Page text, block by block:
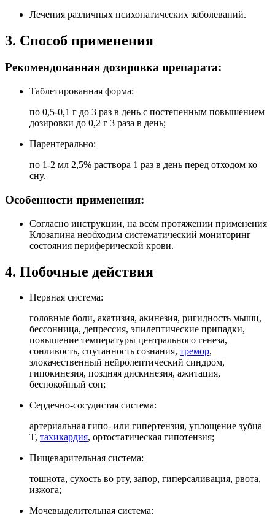
Лечения различных психопатических заболеваний.
3. Способ применения
Рекомендованная дозировка препарата:
Таблетированная форма:
по 0,5-0,1 г до 3 раз в день с постепенным повышением
дозировки до 0,2 г 3 раза в день;
Парентерально:
по 1-2 мл 2,5% раствора 1 раз в день перед отходом ко
сну.
Особенности применения:
Согласно инструкции, на всём протяжении применения
Клозапина необходим систематический мониторинг
состояния периферической крови.
4. Побочные действия
Нервная система:
головные боли, акатизия, акинезия, ригидность мышц,
бессонница, депрессия, эпилептические припадки,
повышение температуры центрального генеза,
сонливость, спутанность сознания, тремор,
злокачественный нейролептический синдром,
гипокинезия, поздняя дискинезия, ажитация,
беспокойный сон;
Сердечно-сосудистая система:
артериальная гипо- или гипертензия, уплощение зубца
T, тахикардия, ортостатическая гипотензия;
Пищеварительная система:
тошнота, сухость во рту, запор, гиперсаливация, рвота,
изжога;
Мочевыделительная система: